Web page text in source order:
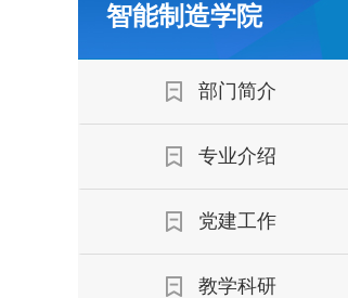
智能制造学院
部门简介
专业介绍
党建工作
教学科研